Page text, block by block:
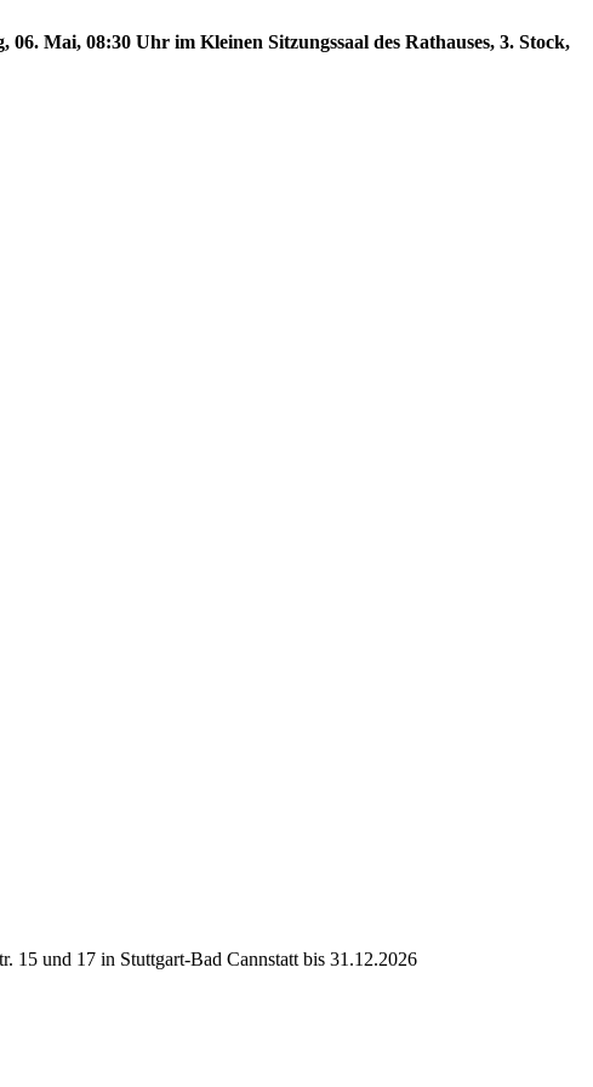
Mai, 08:30 Uhr im Kleinen Sitzungssaal des Rathauses, 3. Stock,
15 und 17 in Stuttgart-Bad Cannstatt bis 31.12.2026